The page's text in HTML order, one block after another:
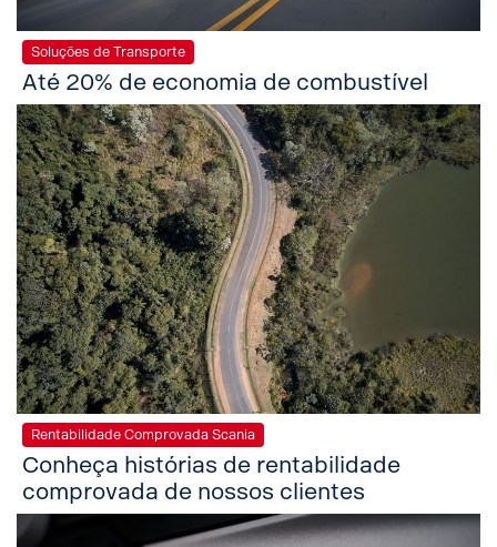
Soluções de Transporte
Até 20% de economia de combustível
Rentabilidade Comprovada Scania
Conheça histórias de rentabilidade
comprovada de nossos clientes